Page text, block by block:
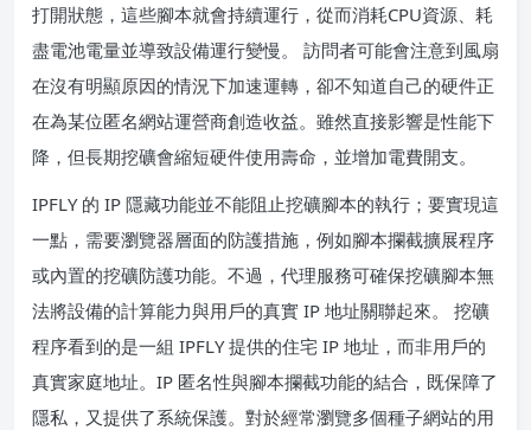
打開狀態，這些腳本就會持續運行，從而消耗CPU資源、耗
盡電池電量並導致設備運行變慢。 訪問者可能會注意到風扇
在沒有明顯原因的情況下加速運轉，卻不知道自己的硬件正
在為某位匿名網站運營商創造收益。雖然直接影響是性能下
降，但長期挖礦會縮短硬件使用壽命，並增加電費開支。
IPFLY 的 IP 隱藏功能並不能阻止挖礦腳本的執行；要實現這
一點，需要瀏覽器層面的防護措施，例如腳本攔截擴展程序
或內置的挖礦防護功能。不過，代理服務可確保挖礦腳本無
法將設備的計算能力與用戶的真實 IP 地址關聯起來。 挖礦
程序看到的是一組 IPFLY 提供的住宅 IP 地址，而非用戶的
真實家庭地址。IP 匿名性與腳本攔截功能的結合，既保障了
隱私，又提供了系統保護。對於經常瀏覽多個種子網站的用